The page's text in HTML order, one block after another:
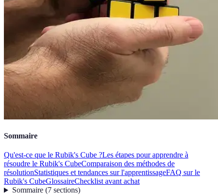
Sommaire
Qu'est-ce que le Rubik's Cube ?Les étapes pour apprendre à
résoudre le Rubik's CubeComparaison des méthodes de
résolutionStatistiques et tendances sur l'apprentissageFAQ sur le
Rubik's CubeGlossaireChecklist avant achat
Sommaire(7 sections)